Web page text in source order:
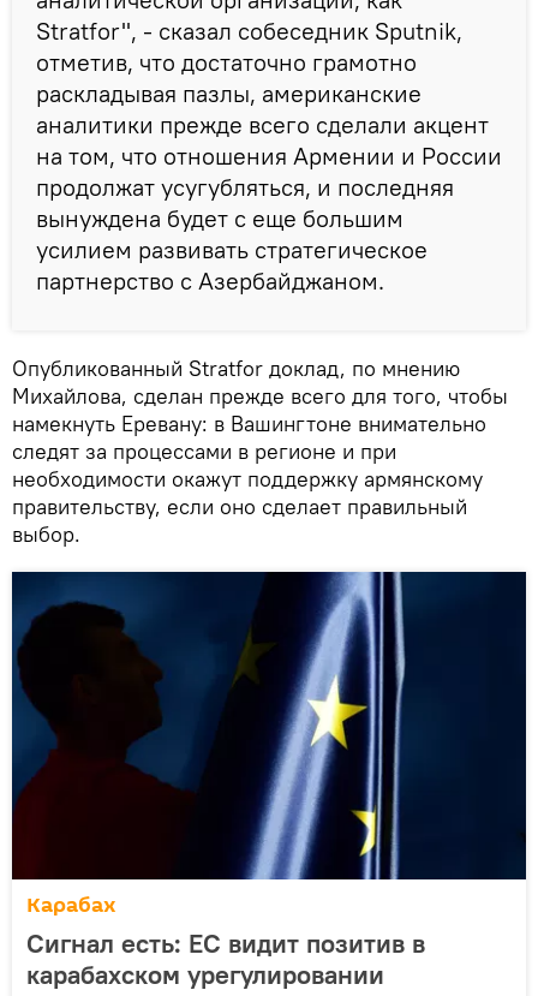
Stratfor", - сказал собеседник Sputnik,
отметив, что достаточно грамотно
раскладывая пазлы, американские
аналитики прежде всего сделали акцент
на том, что отношения Армении и России
продолжат усугубляться, и последняя
вынуждена будет с еще большим
усилием развивать стратегическое
партнерство с Азербайджаном.
Опубликованный Stratfor доклад, по мнению
Михайлова, сделан прежде всего для того, чтобы
намекнуть Еревану: в Вашингтоне внимательно
следят за процессами в регионе и при
необходимости окажут поддержку армянскому
правительству, если оно сделает правильный
выбор.
Карабах
Сигнал есть: ЕС видит позитив в
карабахском урегулировании